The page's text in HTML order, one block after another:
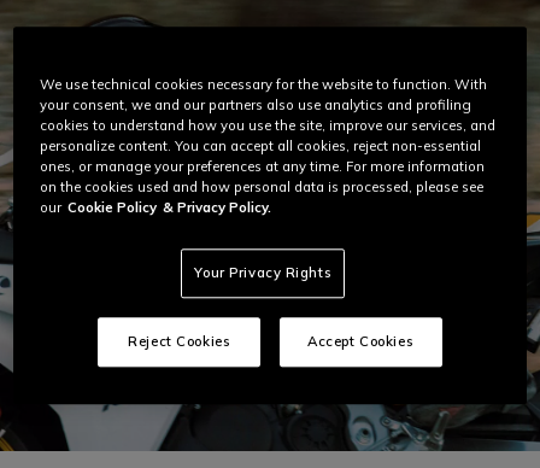
We use technical cookies necessary for the website to function. With
your consent, we and our partners also use analytics and profiling
cookies to understand how you use the site, improve our services, and
personalize content. You can accept all cookies, reject non-essential
ones, or manage your preferences at any time. For more information
on the cookies used and how personal data is processed, please see
our Cookie Policy & Privacy Policy.
Your Privacy Rights
Reject Cookies Accept Cookies